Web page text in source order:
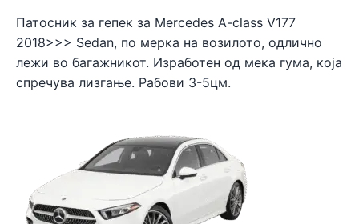
Патосник за гепек за Mercedes A-class V177
2018>>> Sedan, по мерка на возилото, одлично
лежи во багажникот. Изработен од мека гума, која
спречува лизгање. Рабови 3-5цм.